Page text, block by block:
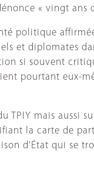
« vingt ans
politique
et diplomates
si souvent
pourtant eux-
TPIY mais aussi
la carte de
d'État qui se